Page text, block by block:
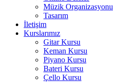
Müzik Organizasyonu
Tasarım
İletişim
Kurslarımız
Gitar Kursu
Keman Kursu
Piyano Kursu
Bateri Kursu
Çello Kursu